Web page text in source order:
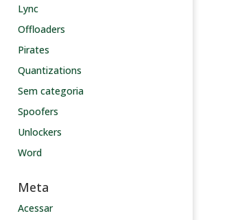
Lync
Offloaders
Pirates
Quantizations
Sem categoria
Spoofers
Unlockers
Word
Meta
Acessar